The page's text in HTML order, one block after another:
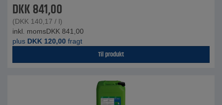
DKK841,00
(DKK 140,17 / l)
inkl. momsDKK 841,00
plus DKK 120,00 fragt
Til produkt